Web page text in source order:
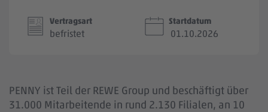
Vertragsart
befristet
Startdatum
01.10.2026
PENNY ist Teil der REWE Group und beschäftigt über
31.000 Mitarbeitende in rund 2.130 Filialen, an 10